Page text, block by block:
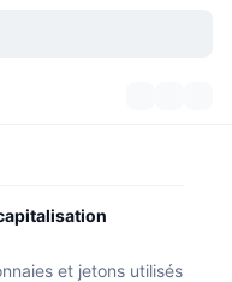
et jetons utilisés